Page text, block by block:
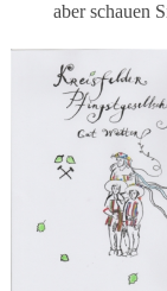
aber schauen Sie